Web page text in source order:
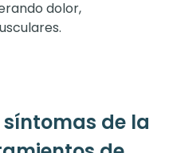
dolor,
de la